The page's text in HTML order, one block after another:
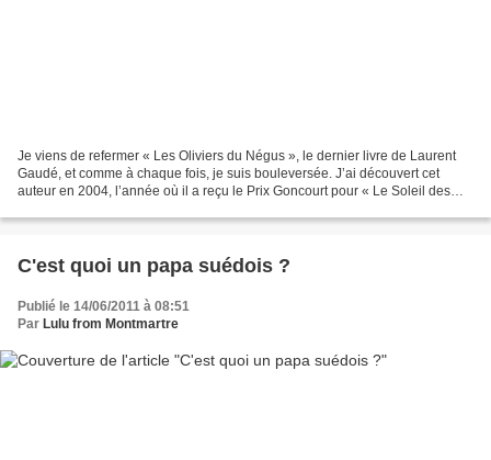
Je viens de refermer « Les Oliviers du Négus », le dernier livre de Laurent
Gaudé, et comme à chaque fois, je suis bouleversée. J’ai découvert cet
auteur en 2004, l’année où il a reçu le Prix Goncourt pour « Le Soleil des
C'est quoi un papa suédois ?
Publié le 14/06/2011 à 08:51
Par Lulu from Montmartre